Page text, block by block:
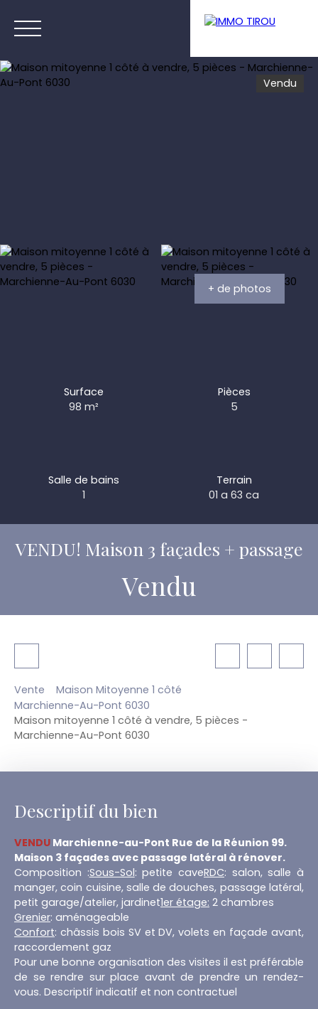
Menu Vendu
+ de photos
Surface
98m²
Pièces
5
Salle de bains
1
Terrain
01 a 63 ca
VENDU! Maison 3 façades + passage
Vendu
Vente
Maison Mitoyenne 1 côté
Marchienne-Au-Pont 6030
Maison mitoyenne 1 côté à vendre, 5 pièces -
Marchienne-Au-Pont 6030
Descriptif du bien
VENDU Marchienne-au-Pont Rue de la Réunion 99.
Maison 3 façades avec passage latéral à rénover.
Composition :Sous-Sol: petite caveRDC: salon, salle à
manger, coin cuisine, salle de douches, passage latéral,
petit garage/atelier, jardinet1er étage: 2 chambres
Grenier: aménageable
Confort: châssis bois SV et DV, volets en façade avant,
raccordement gaz
Pour une bonne organisation des visites il est préférable
de se rendre sur place avant de prendre un rendez-
vous. Descriptif indicatif et non contractuel